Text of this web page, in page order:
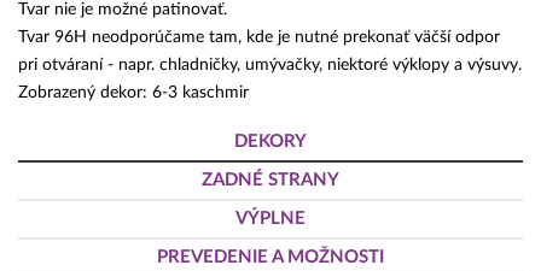
Tvar nie je možné patinovať.
Tvar 96H neodporúčame tam, kde je nutné prekonať väčší odpor
pri otváraní - napr. chladničky, umývačky, niektoré výklopy a výsuvy.
Zobrazený dekor: 6-3 kaschmir
DEKORY
ZADNÉ STRANY
VÝPLNE
PREVEDENIE A MOŽNOSTI